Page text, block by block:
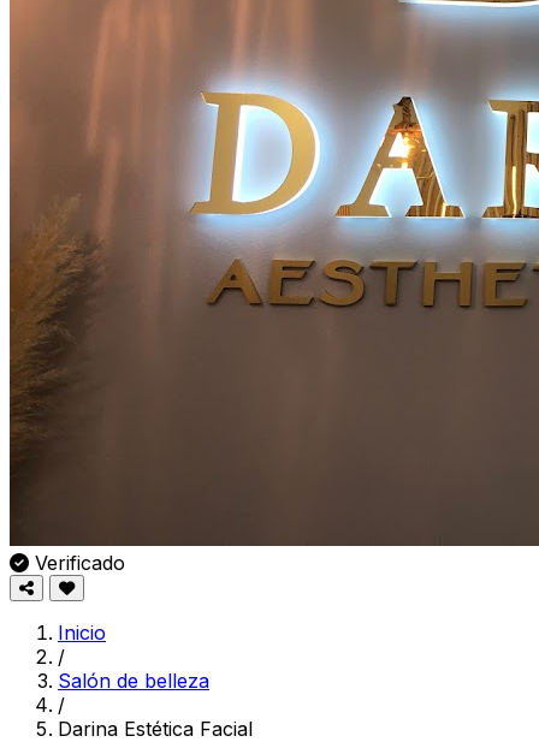
Verificado
Inicio
/
Salón de belleza
/
Darina Estética Facial